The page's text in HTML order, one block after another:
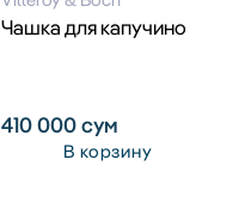
Чашка для капучино
410 000сум
В корзину